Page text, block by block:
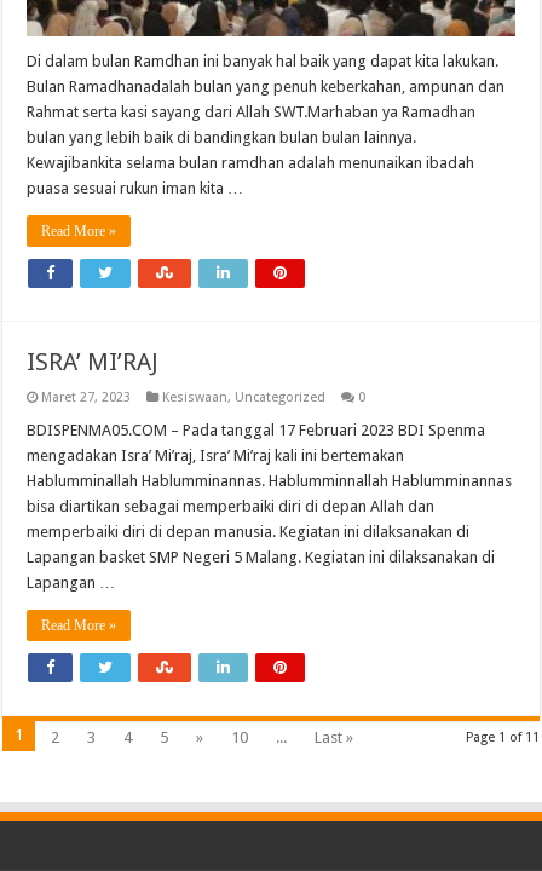
Di dalam bulan Ramdhan ini banyak hal baik yang dapat kita lakukan.
Bulan Ramadhanadalah bulan yang penuh keberkahan, ampunan dan
Rahmat serta kasi sayang dari Allah SWT.Marhaban ya Ramadhan
bulan yang lebih baik di bandingkan bulan bulan lainnya.
Kewajibankita selama bulan ramdhan adalah menunaikan ibadah
puasa sesuai rukun iman kita …
Read More »
ISRA’ MI’RAJ
Maret 27, 2023 Kesiswaan, Uncategorized 0
BDISPENMA05.COM – Pada tanggal 17 Februari 2023 BDI Spenma
mengadakan Isra’ Mi’raj, Isra’ Mi’raj kali ini bertemakan
Hablumminallah Hablumminannas. Hablumminnallah Hablumminannas
bisa diartikan sebagai memperbaiki diri di depan Allah dan
memperbaiki diri di depan manusia. Kegiatan ini dilaksanakan di
Lapangan basket SMP Negeri 5 Malang. Kegiatan ini dilaksanakan di
Lapangan …
Read More »
Page 1 of 11
1 2 3 4 5 » 10 ... Last »